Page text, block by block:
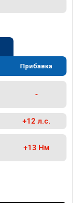
Прибавка
-
+12 л.с.
+13 Нм